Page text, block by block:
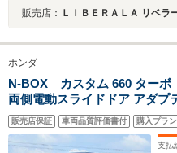
販売店： ＬＩＢＥＲＡＬＡ リベラ
ホンダ
N-BOX カスタム 660 ター
両側電動スライドドア アダプ
ル 衝突被害軽減ブレーキ LED
イール 電動パーキングブレー
シートヒーター
販売店保証 車両品質評価書付 購入プラ
支払